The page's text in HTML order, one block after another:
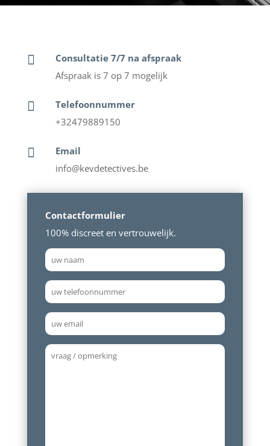

Consultatie 7/7 na afspraak
Afspraak is 7 op 7 mogelijk

Telefoonnummer
+32479889150

Email
info@kevdetectives.be
Contactformulier
100% discreet en vertrouwelijk.